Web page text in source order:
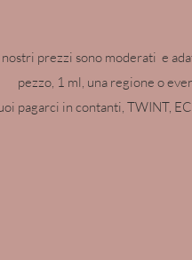
nostri prezzi sono moderati e
pezzo, 1 ml, una regione o
pagarci in contanti, TWINT,